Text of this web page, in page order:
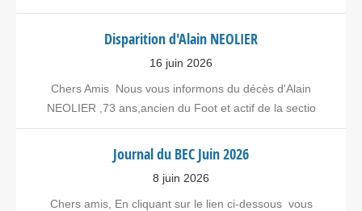
Disparition d'Alain NEOLIER
16 juin 2026
Chers Amis Nous vous informons du décès d'Alain
NEOLIER ,73 ans,ancien du Foot et actif de la sectio
Journal du BEC Juin 2026
8 juin 2026
Chers amis, En cliquant sur le lien ci-dessous vous